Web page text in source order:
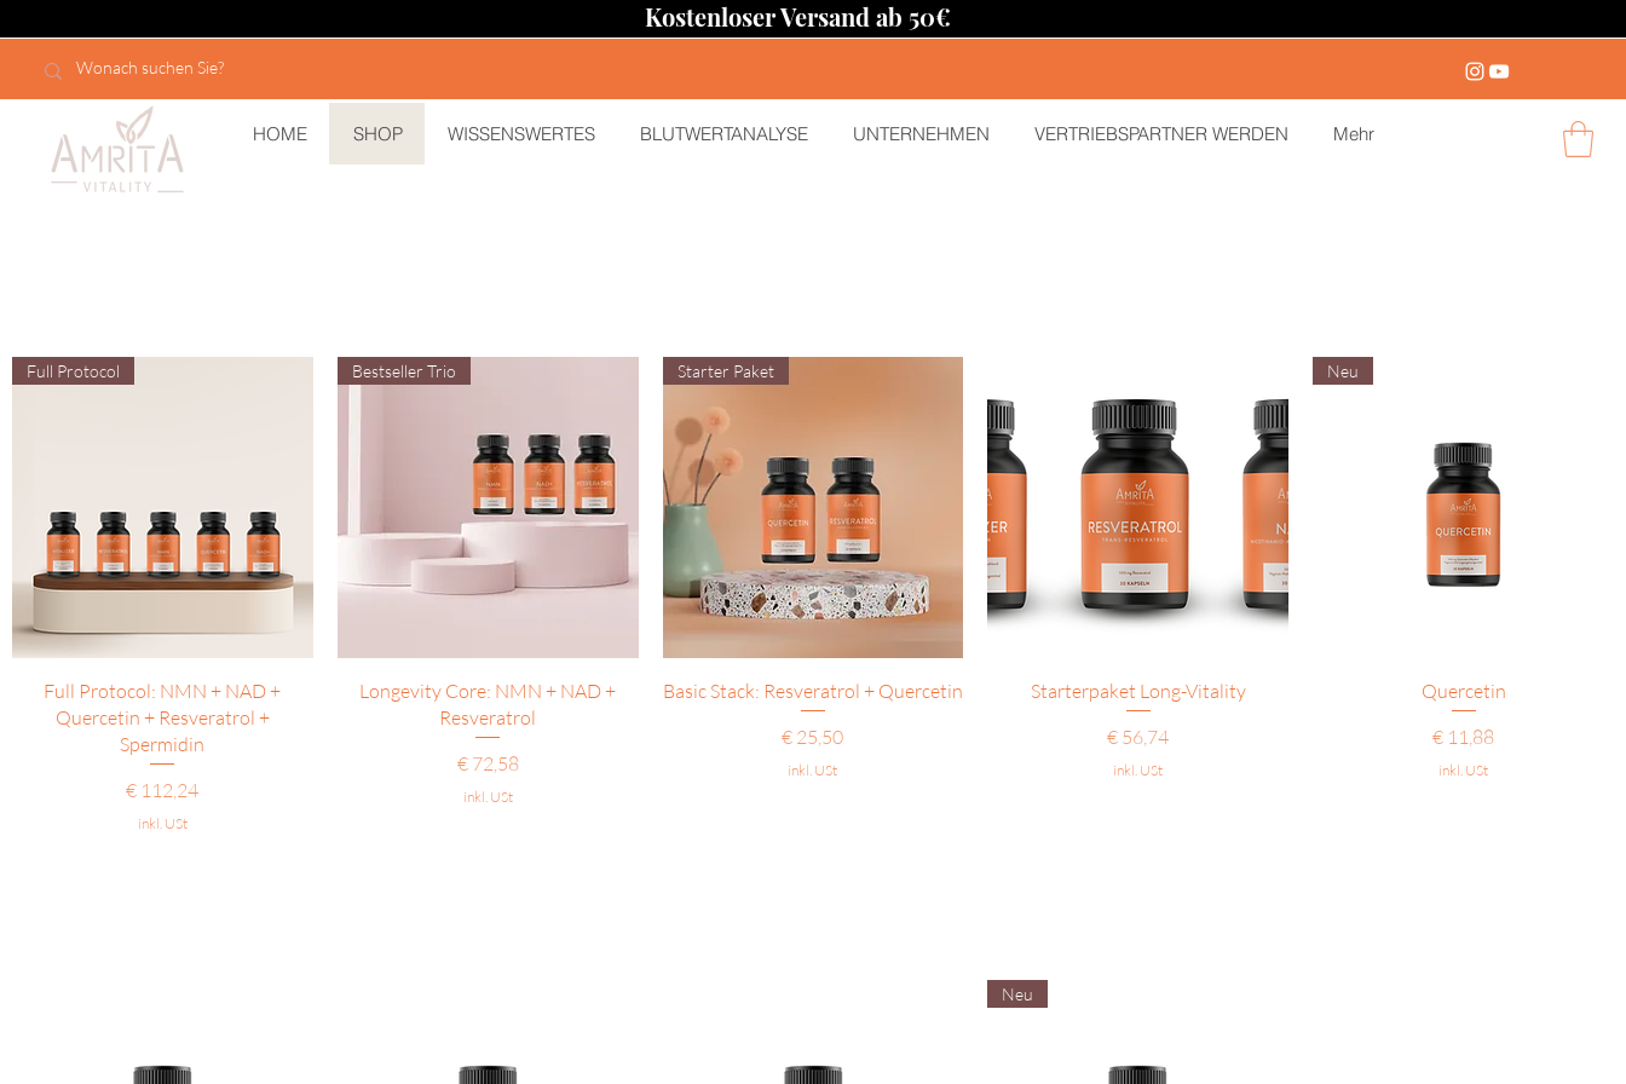
Kostenloser Versand ab 50€
HOME SHOP WISSENSWERTES BLUTWERTANALYSE UNTERNEHMEN VERTRIEBSPARTNER WERDEN Mehr
Schnellansicht
Full Protocol
Full Protocol: NMN + NAD +
Quercetin + Resveratrol +
Spermidin
Preis
€ 112,24
inkl. USt
Schnellansicht
Bestseller Trio
Longevity Core: NMN + NAD +
Resveratrol
Preis
€ 72,58
inkl. USt
Schnellansicht
Starter Paket
Basic Stack: Resveratrol + Quercetin
Preis
€ 25,50
inkl. USt
Schnellansicht
Starterpaket Long-Vitality
Preis
€ 56,74
inkl. USt
Schnellansicht
Neu
Quercetin
Preis
€ 11,88
inkl. USt
Neu